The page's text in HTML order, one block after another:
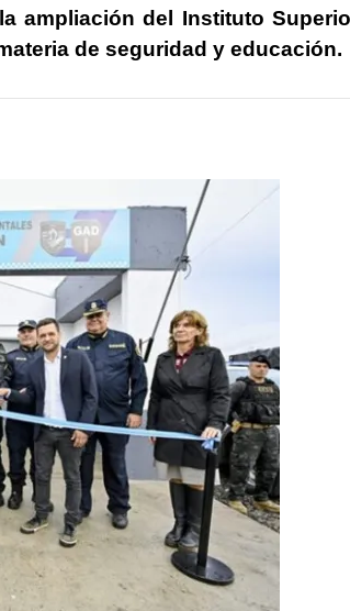
ampliación del Instituto
de seguridad y educación.